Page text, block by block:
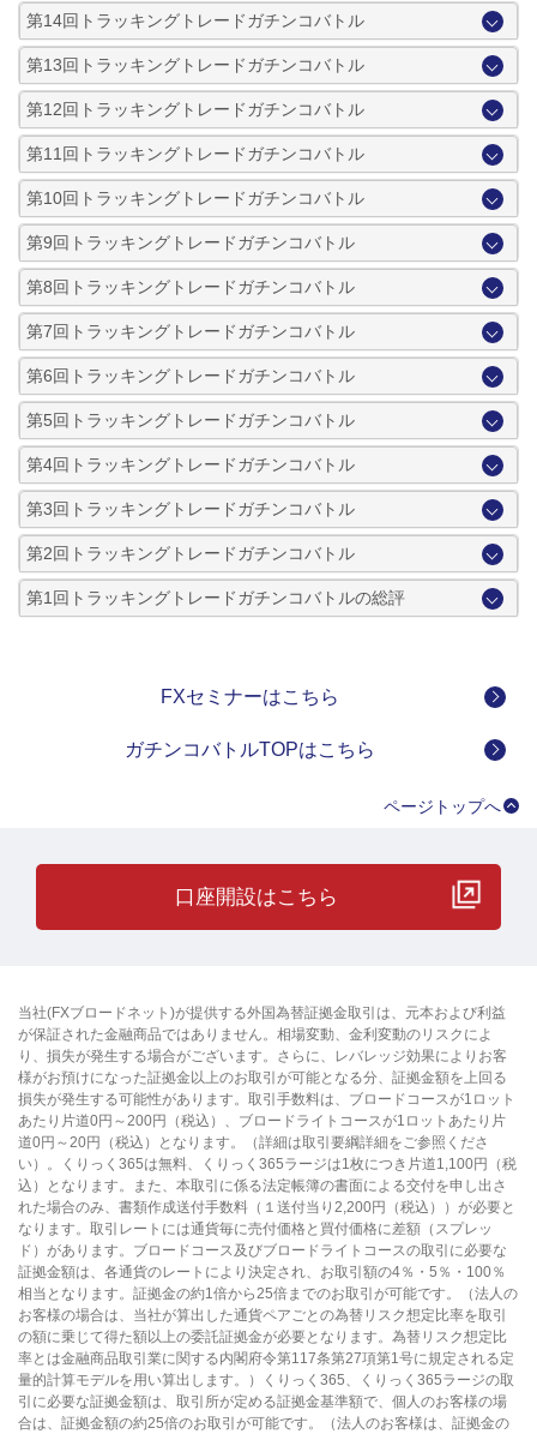
第14回トラッキングトレードガチンコバトル
第13回トラッキングトレードガチンコバトル
第12回トラッキングトレードガチンコバトル
第11回トラッキングトレードガチンコバトル
第10回トラッキングトレードガチンコバトル
第9回トラッキングトレードガチンコバトル
第8回トラッキングトレードガチンコバトル
第7回トラッキングトレードガチンコバトル
第6回トラッキングトレードガチンコバトル
第5回トラッキングトレードガチンコバトル
第4回トラッキングトレードガチンコバトル
第3回トラッキングトレードガチンコバトル
第2回トラッキングトレードガチンコバトル
第1回トラッキングトレードガチンコバトルの総評
FXセミナーはこちら
ガチンコバトルTOPはこちら
ページトップへ
口座開設はこちら
当社(FXブロードネット)が提供する外国為替証拠金取引は、元本および利益
が保証された金融商品ではありません。相場変動、金利変動のリスクによ
り、損失が発生する場合がございます。さらに、レバレッジ効果によりお客
様がお預けになった証拠金以上のお取引が可能となる分、証拠金額を上回る
損失が発生する可能性があります。取引手数料は、ブロードコースが1ロット
あたり片道0円～200円（税込）、ブロードライトコースが1ロットあたり片
道0円～20円（税込）となります。（詳細は取引要綱詳細をご参照くださ
い）。くりっく365は無料、くりっく365ラージは1枚につき片道1,100円（税
込）となります。また、本取引に係る法定帳簿の書面による交付を申し出さ
れた場合のみ、書類作成送付手数料（１送付当り2,200円（税込））が必要と
なります。取引レートには通貨毎に売付価格と買付価格に差額（スプレッ
ド）があります。ブロードコース及びブロードライトコースの取引に必要な
証拠金額は、各通貨のレートにより決定され、お取引額の4％・5％・100％
相当となります。証拠金の約1倍から25倍までのお取引が可能です。（法人の
お客様の場合は、当社が算出した通貨ペアごとの為替リスク想定比率を取引
の額に乗じて得た額以上の委託証拠金が必要となります。為替リスク想定比
率とは金融商品取引業に関する内閣府令第117条第27項第1号に規定される定
量的計算モデルを用い算出します。）くりっく365、くりっく365ラージの取
引に必要な証拠金額は、取引所が定める証拠金基準額で、個人のお客様の場
合は、証拠金額の約25倍のお取引が可能です。（法人のお客様は、証拠金の